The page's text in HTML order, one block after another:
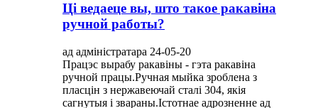
Ці ведаеце вы, што такое ракавіна
ручной работы?
ад адміністратара 24-05-20
Працэс вырабу ракавіны - гэта ракавіна
ручной працы.Ручная мыйка зроблена з
пласцін з нержавеючай сталі 304, якія
сагнутыя і звараны.Істотнае адрозненне ад